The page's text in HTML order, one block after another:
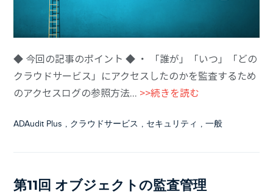
◆ 今回の記事のポイント ◆ ・ 「誰が」「いつ」「どの
クラウドサービス」にアクセスしたのかを監査するため
のアクセスログの参照方法... >>続きを読む
ADAudit Plus , クラウドサービス , セキュリティ , 一般
第11回 オブジェクトの監査管理